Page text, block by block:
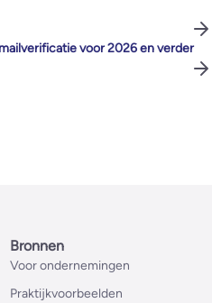
voor 2026 en verder
Bronnen
Voor ondernemingen
Praktijkvoorbeelden